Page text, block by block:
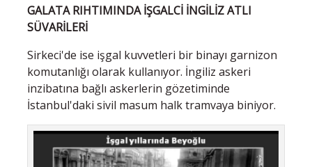
GALATA RIHTIMINDA İŞGALCİ İNGİLİZ ATLI
SÜVARİLERİ
Sirkeci'de ise işgal kuvvetleri bir binayı garnizon
komutanlığı olarak kullanıyor. İngiliz askeri
inzibatına bağlı askerlerin gözetiminde
İstanbul'daki sivil masum halk tramvaya biniyor.